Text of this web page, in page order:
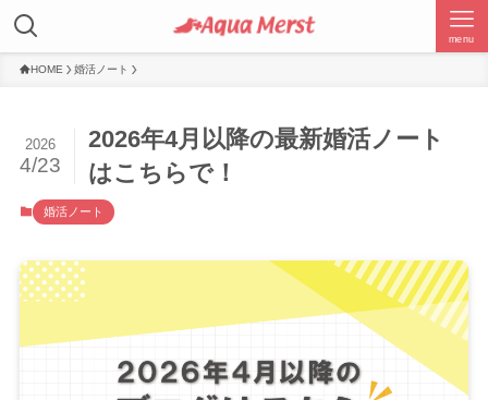
menu
HOME 婚活ノート
2026年4月以降の最新婚活ノート
はこちらで！
2026
4/23
婚活ノート